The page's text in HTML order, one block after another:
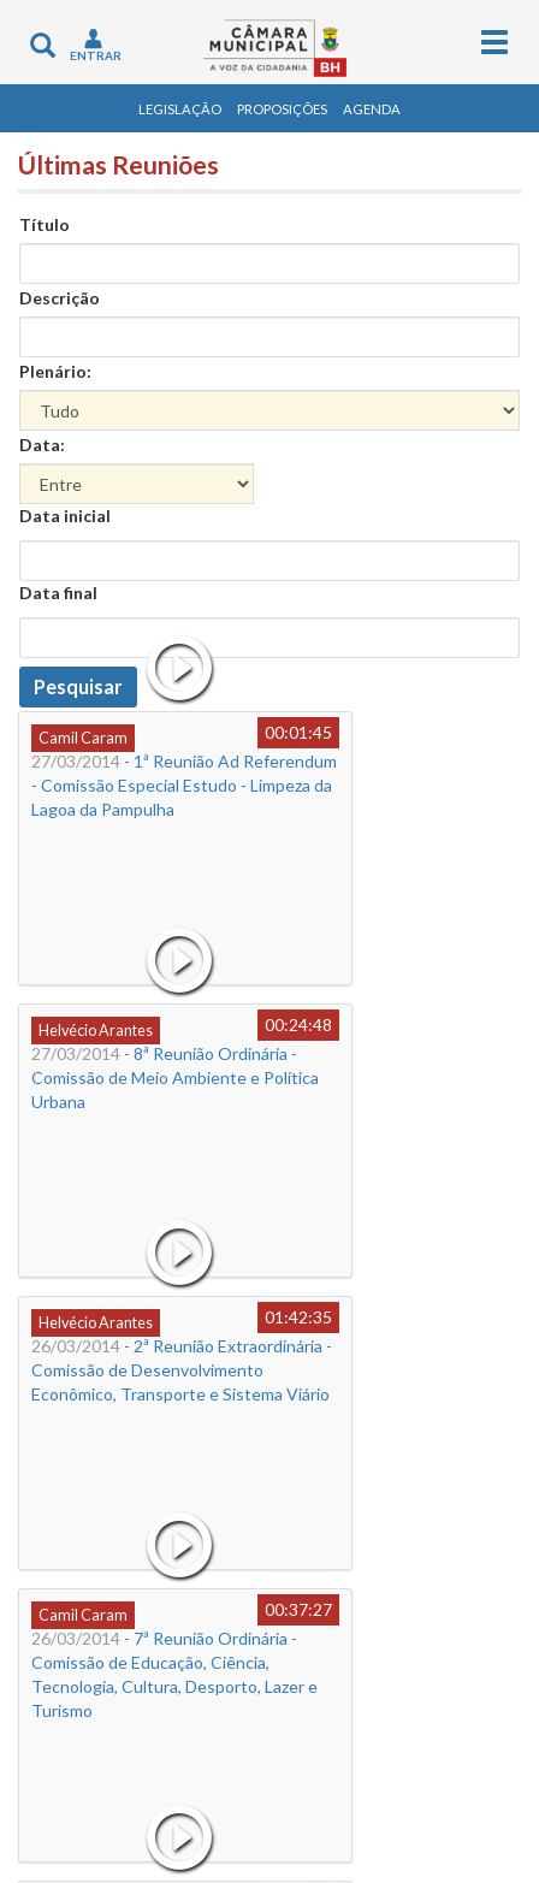
Toggle
navigation
ENTRAR
LEGISLAÇÃO PROPOSIÇÕES AGENDA
Últimas Reuniões
Título
Descrição
Plenário:
Data:
Data
Data inicial
Data
Data final
Data
Pesquisar
Camil Caram
00:01:45
27/03/2014 - 1ª Reunião Ad Referendum
- Comissão Especial Estudo - Limpeza da
Lagoa da Pampulha
Helvécio Arantes
00:24:48
27/03/2014 - 8ª Reunião Ordinária -
Comissão de Meio Ambiente e Política
Urbana
Helvécio Arantes
01:42:35
26/03/2014 - 2ª Reunião Extraordinária -
Comissão de Desenvolvimento
Econômico, Transporte e Sistema Viário
Camil Caram
00:37:27
26/03/2014 - 7ª Reunião Ordinária -
Comissão de Educação, Ciência,
Tecnologia, Cultura, Desporto, Lazer e
Turismo